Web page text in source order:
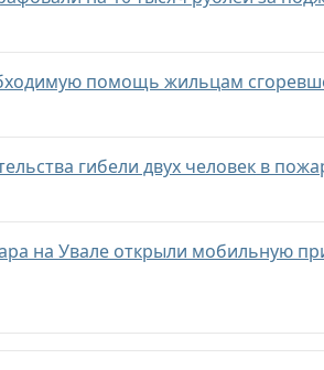
помощь жильцам
гибели двух человек в
на Увале открыли мобильную